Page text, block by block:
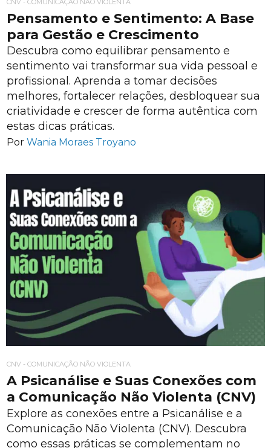
CNV - COMUNICAÇÃO NÃO VIOLENTA
Pensamento e Sentimento: A Base
para Gestão e Crescimento
Descubra como equilibrar pensamento e
sentimento vai transformar sua vida pessoal e
profissional. Aprenda a tomar decisões
melhores, fortalecer relações, desbloquear sua
criatividade e crescer de forma autêntica com
estas dicas práticas.
Por Wania Moraes Troyano
CNV - COMUNICAÇÃO NÃO VIOLENTA
A Psicanálise e Suas Conexões com
a Comunicação Não Violenta (CNV)
Explore as conexões entre a Psicanálise e a
Comunicação Não Violenta (CNV). Descubra
como essas práticas se complementam no